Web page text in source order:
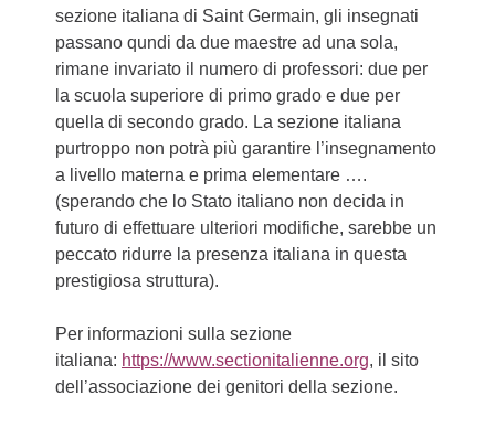
sezione italiana di Saint Germain, gli insegnati
passano qundi da due maestre ad una sola,
rimane invariato il numero di professori: due per
la scuola superiore di primo grado e due per
quella di secondo grado. La sezione italiana
purtroppo non potrà più garantire l’insegnamento
a livello materna e prima elementare ….
(sperando che lo Stato italiano non decida in
futuro di effettuare ulteriori modifiche, sarebbe un
peccato ridurre la presenza italiana in questa
prestigiosa struttura).
Per informazioni sulla sezione
italiana: https://www.sectionitalienne.org, il sito
dell’associazione dei genitori della sezione.